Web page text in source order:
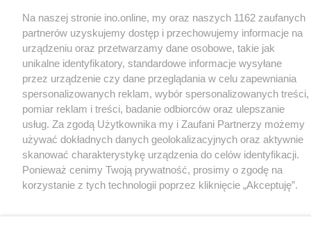
Na naszej stronie ino.online, my oraz naszych 1162 zaufanych
partnerów uzyskujemy dostęp i przechowujemy informacje na
urządzeniu oraz przetwarzamy dane osobowe, takie jak
unikalne identyfikatory, standardowe informacje wysyłane
przez urządzenie czy dane przeglądania w celu zapewniania
spersonalizowanych reklam, wybór spersonalizowanych treści,
pomiar reklam i treści, badanie odbiorców oraz ulepszanie
usług. Za zgodą Użytkownika my i Zaufani Partnerzy możemy
używać dokładnych danych geolokalizacyjnych oraz aktywnie
skanować charakterystykę urządzenia do celów identyfikacji.
Ponieważ cenimy Twoją prywatność, prosimy o zgodę na
korzystanie z tych technologii poprzez kliknięcie „Akceptuję”.